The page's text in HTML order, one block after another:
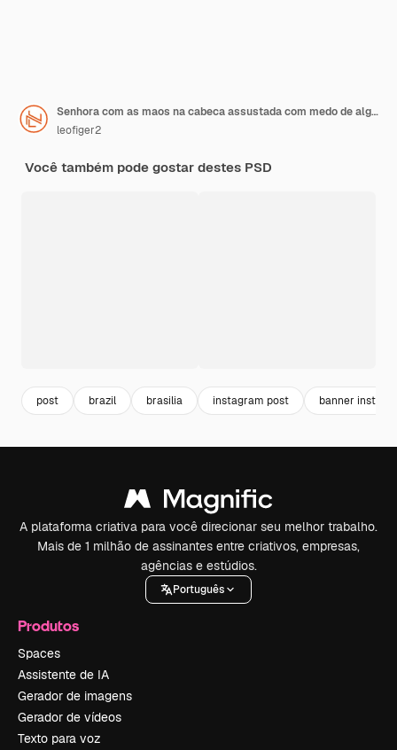
Senhora com as maos na cabeca assustada com medo de alguem Campanha Junho Violeta
leofiger2
Você também pode gostar destes PSD
post brazil brasilia instagram post banner
A plataforma criativa para você direcionar seu melhor trabalho.
Mais de 1 milhão de assinantes entre criativos, empresas,
agências e estúdios.
Português
Produtos
Spaces
Assistente de IA
Gerador de imagens
Gerador de vídeos
Texto para voz